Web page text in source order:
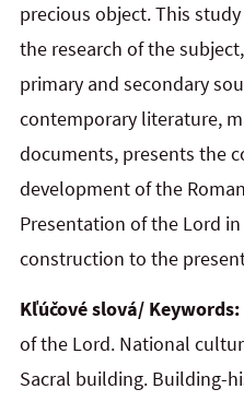
precious object. This
the research of the
primary and secondary
contemporary literature,
documents, presents the
development of the
Presentation of the Lord
construction to the
Kľúčové slová/ Keywords:
of the Lord. National
Sacral building. Building-